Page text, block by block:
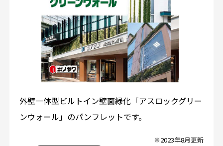
外壁一体型ビルトイン壁面緑化「アスロックグリー
ンウォール」のパンフレットです。
※2023年8月更新